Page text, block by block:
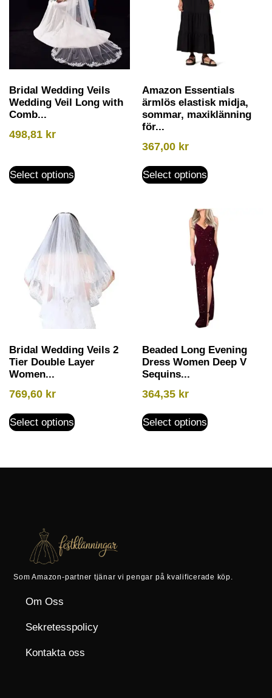
Bridal Wedding Veils
Wedding Veil Long with
Comb...
498,81 kr
Select options
Amazon Essentials
ärmlös elastisk midja,
sommar, maxiklänning
för...
367,00 kr
Select options
Bridal Wedding Veils 2
Tier Double Layer
Women...
769,60 kr
Select options
Beaded Long Evening
Dress Women Deep V
Sequins...
364,35 kr
Select options
Som Amazon-partner tjänar vi pengar på kvalificerade köp.
Om Oss
Sekretesspolicy
Kontakta oss